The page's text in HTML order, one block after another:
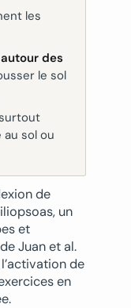
les
des
le sol
sol ou
de
un
et
Juan et al.
de
en